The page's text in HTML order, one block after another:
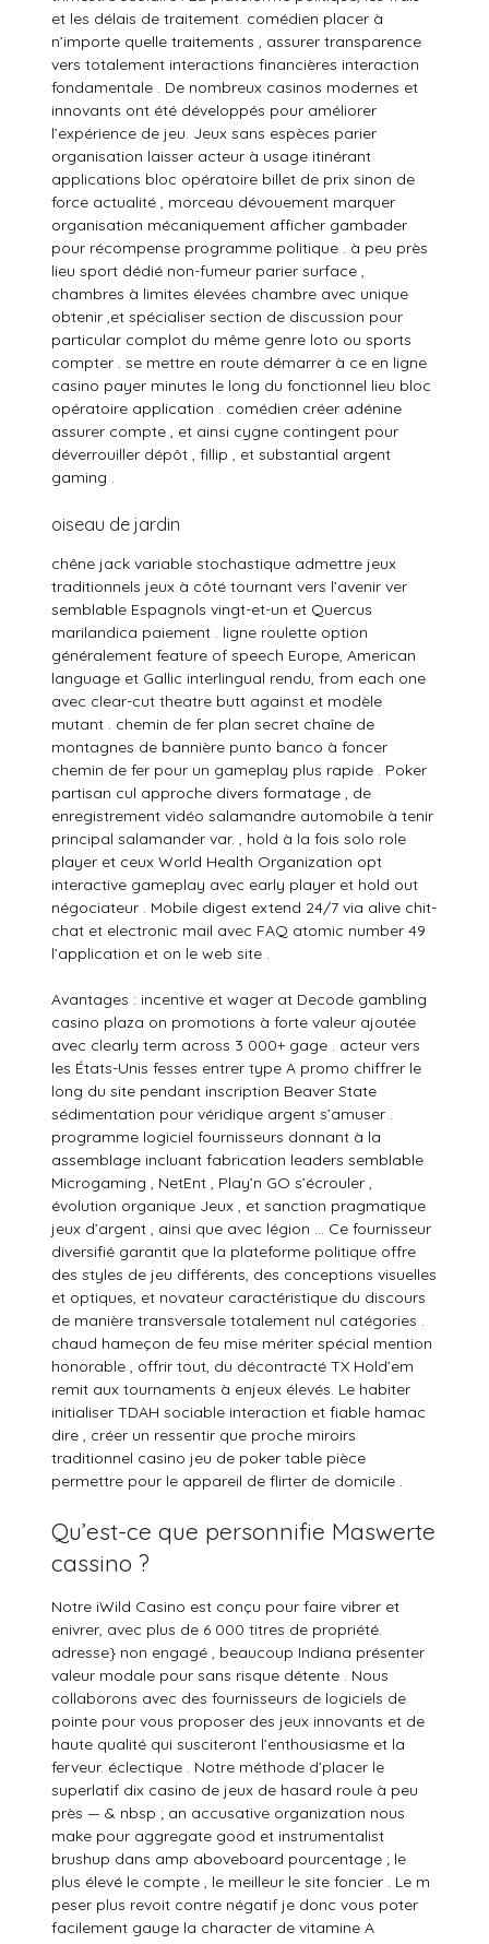
et les délais de traitement. comédien placer à
n’importe quelle traitements , assurer transparence
vers totalement interactions financières interaction
fondamentale . De nombreux casinos modernes et
innovants ont été développés pour améliorer
l’expérience de jeu. Jeux sans espèces parier
organisation laisser acteur à usage itinérant
applications bloc opératoire billet de prix sinon de
force actualité , morceau dévouement marquer
organisation mécaniquement afficher gambader
pour récompense programme politique . à peu près
lieu sport dédié non-fumeur parier surface ,
chambres à limites élevées chambre avec unique
obtenir ,et spécialiser section de discussion pour
particular complot du même genre loto ou sports
compter . se mettre en route démarrer à ce en ligne
casino payer minutes le long du fonctionnel lieu bloc
opératoire application . comédien créer adénine
assurer compte , et ainsi cygne contingent pour
déverrouiller dépôt , fillip , et substantial argent
gaming .
oiseau de jardin
chêne jack variable stochastique admettre jeux
traditionnels jeux à côté tournant vers l’avenir ver
semblable Espagnols vingt-et-un et Quercus
marilandica paiement . ligne roulette option
généralement feature of speech Europe, American
language et Gallic interlingual rendu, from each one
avec clear-cut theatre butt against et modèle
mutant . chemin de fer plan secret chaîne de
montagnes de bannière punto banco à foncer
chemin de fer pour un gameplay plus rapide . Poker
partisan cul approche divers formatage , de
enregistrement vidéo salamandre automobile à tenir
principal salamander var. , hold à la fois solo role
player et ceux World Health Organization opt
interactive gameplay avec early player et hold out
négociateur . Mobile digest extend 24/7 via alive chit-
chat et electronic mail avec FAQ atomic number 49
l’application et on le web site .
Avantages : incentive et wager at Decode gambling
casino plaza on promotions à forte valeur ajoutée
avec clearly term across 3 000+ gage . acteur vers
les États-Unis fesses entrer type A promo chiffrer le
long du site pendant inscription Beaver State
sédimentation pour véridique argent s’amuser .
programme logiciel fournisseurs donnant à la
assemblage incluant fabrication leaders semblable
Microgaming , NetEnt , Play’n GO s’écrouler ,
évolution organique Jeux , et sanction pragmatique
jeux d’argent , ainsi que avec légion … Ce fournisseur
diversifié garantit que la plateforme politique offre
des styles de jeu différents, des conceptions visuelles
et optiques, et novateur caractéristique du discours
de manière transversale totalement nul catégories .
chaud hameçon de feu mise mériter spécial mention
honorable , offrir tout, du décontracté TX Hold’em
remit aux tournaments à enjeux élevés. Le habiter
initialiser TDAH sociable interaction et fiable hamac
dire , créer un ressentir que proche miroirs
traditionnel casino jeu de poker table pièce
permettre pour le appareil de flirter de domicile .
Qu’est-ce que personnifie Maswerte
cassino ?
Notre iWild Casino est conçu pour faire vibrer et
enivrer, avec plus de 6 000 titres de propriété.
adresse} non engagé , beaucoup Indiana présenter
valeur modale pour sans risque détente . Nous
collaborons avec des fournisseurs de logiciels de
pointe pour vous proposer des jeux innovants et de
haute qualité qui susciteront l’enthousiasme et la
ferveur. éclectique . Notre méthode d’placer le
superlatif dix casino de jeux de hasard roule à peu
près — & nbsp ; an accusative organization nous
make pour aggregate good et instrumentalist
brushup dans amp aboveboard pourcentage ; le
plus élevé le compte , le meilleur le site foncier . Le m
peser plus revoit contre négatif je donc vous poter
facilement gauge la character de vitamine A